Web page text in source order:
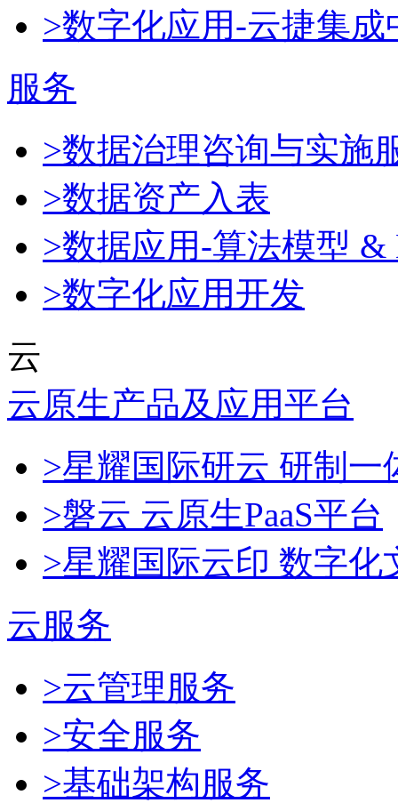
>数字化应用-云捷集成
服务
>数据治理咨询与实施
>数据资产入表
>数据应用-算法模型 &
>数字化应用开发
云
云原生产品及应用平台
>星耀国际研云 研制
>磐云 云原生PaaS平台
>星耀国际云印 数字化
云服务
>云管理服务
>安全服务
>基础架构服务